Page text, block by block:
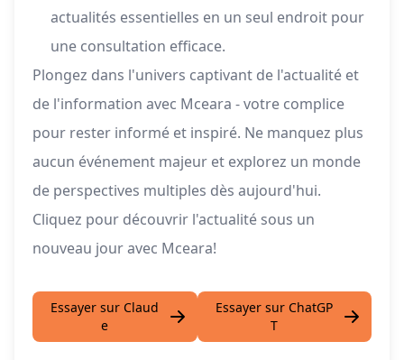
actualités essentielles en un seul endroit pour
une consultation efficace.
Plongez dans l'univers captivant de l'actualité et
de l'information avec Mceara - votre complice
pour rester informé et inspiré. Ne manquez plus
aucun événement majeur et explorez un monde
de perspectives multiples dès aujourd'hui.
Cliquez pour découvrir l'actualité sous un
nouveau jour avec Mceara!
Essayer sur Claud
e
Essayer sur ChatGP
T